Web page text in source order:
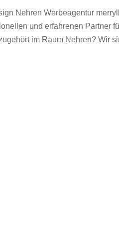
Nehren Werbeagentur
und erfahrenen Partner
im Raum Nehren? Wir